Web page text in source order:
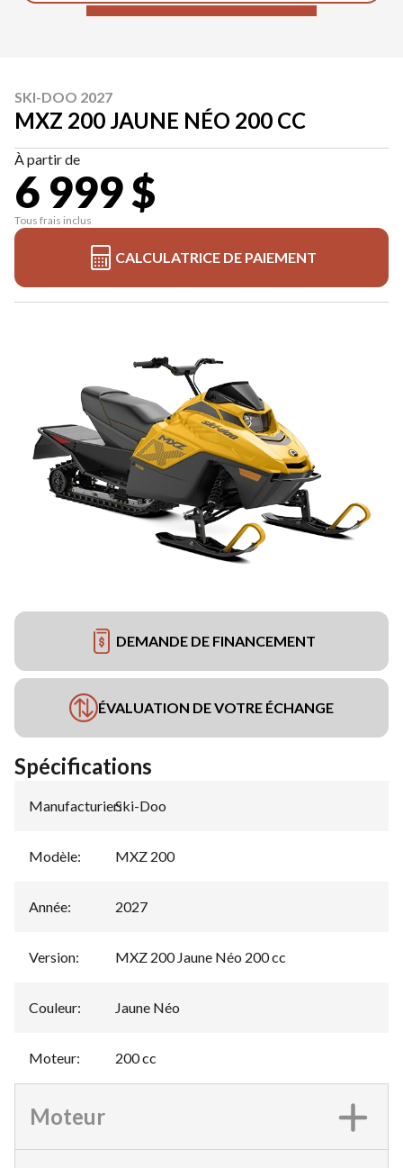
SKI-DOO 2027
MXZ 200 JAUNE NÉO 200 CC
À partir de
6 999 $
Tous frais inclus
CALCULATRICE DE PAIEMENT
DEMANDE DE FINANCEMENT
ÉVALUATION DE VOTRE ÉCHANGE
Spécifications
Manufacturier:
Ski-Doo
Modèle: MXZ 200
Année: 2027
Version: MXZ 200 Jaune Néo 200 cc
Couleur: Jaune Néo
Moteur: 200 cc
Moteur